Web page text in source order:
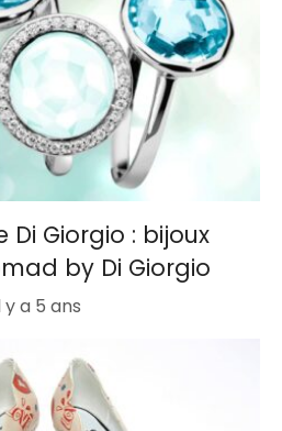
Di Giorgio : bijoux
by Di Giorgio
y a 5 ans